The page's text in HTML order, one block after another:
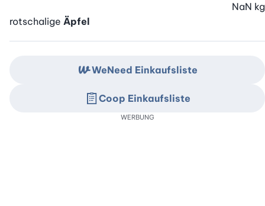
rotschalige Äpfel
NaN kg
WeNeed Einkaufsliste
Coop Einkaufsliste
WERBUNG